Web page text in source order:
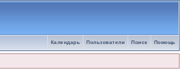
Помощь
Поиск
Пользователи
Календарь